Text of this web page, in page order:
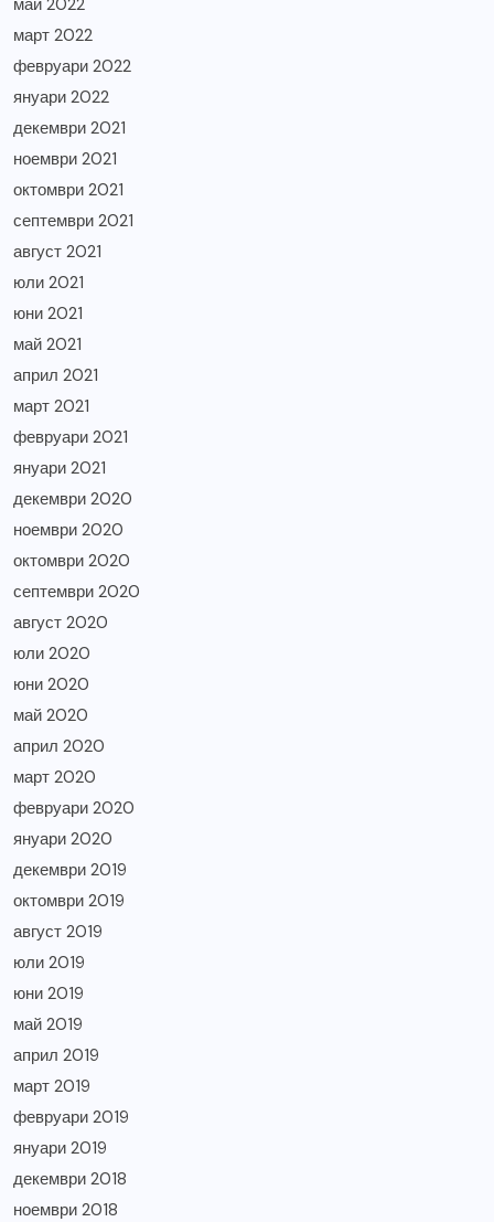
май 2022
март 2022
февруари 2022
януари 2022
декември 2021
ноември 2021
октомври 2021
септември 2021
август 2021
юли 2021
юни 2021
май 2021
април 2021
март 2021
февруари 2021
януари 2021
декември 2020
ноември 2020
октомври 2020
септември 2020
август 2020
юли 2020
юни 2020
май 2020
април 2020
март 2020
февруари 2020
януари 2020
декември 2019
октомври 2019
август 2019
юли 2019
юни 2019
май 2019
април 2019
март 2019
февруари 2019
януари 2019
декември 2018
ноември 2018